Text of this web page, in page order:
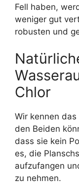
Fell haben,
weniger gut
robusten und
Chlor
Wir kennen
den Beiden
dass sie kein
es, die
aufzufangen
zu nehmen.